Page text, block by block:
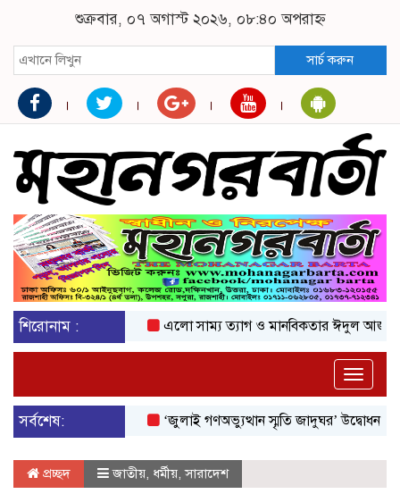
শুক্রবার, ০৭ অগাস্ট ২০২৬, ০৮:৪০ অপরাহ্ন
সার্চ করুন
শিরোনাম : এলো সাম্য ত্যাগ ও মানবিকতার ঈদুল আজহা
Toggle
সর্বশেষ:
‘জুলাই গণঅভ্যুত্থান স্মৃতি জাদুঘর’ উদ্বোধন করলেন
প্রচ্ছদ জাতীয়, ধর্মীয়,সারাদেশ